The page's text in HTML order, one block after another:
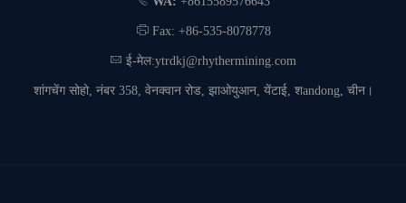
Fax: +86-535-8078778
ई-मेल:ytrdkj@rhythermining.com
शांगचेंग सोहो, नंबर 358, वेनक्वान रोड, झाओयुआन, येंटाई, शandong, चीन।